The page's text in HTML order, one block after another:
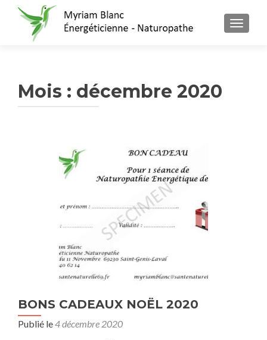
Mois : décembre 2020
BONS CADEAUX NOËL 2020
Publié le4 décembre 2020